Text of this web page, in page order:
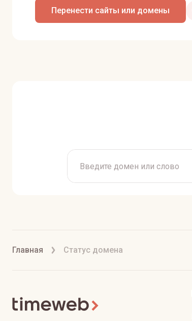
Перенести сайты или домены
Главная Статус домена